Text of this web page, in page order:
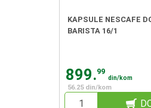
KAPSULE NESCAFE
BARISTA 16/1
899.99
din/kom
56.25 din/kom